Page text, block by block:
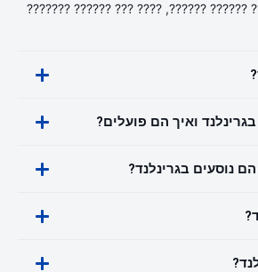
?????? ??????, ???? ??? ?????? ???????
ואיך הם פועלים?
נוסעים בגרינלנד?